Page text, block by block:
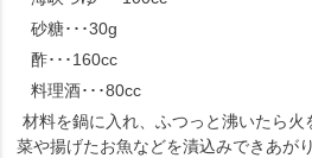
砂糖･･･30g
酢･･･160cc
料理酒･･･80cc
材料を鍋に入れ、ふつっと沸いたら火
菜や揚げたお魚などを漬込みできあが